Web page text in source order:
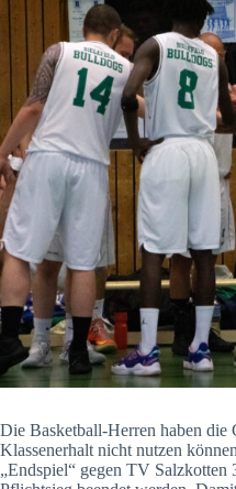
Die Basketball-Herren haben die
Klassenerhalt nicht nutzen
„Endspiel“ gegen TV Salzkotten